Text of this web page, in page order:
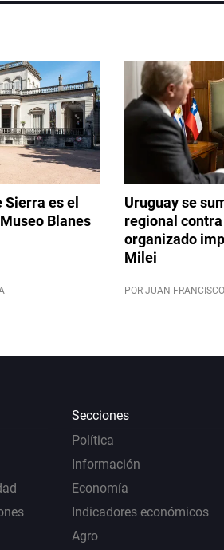
es el
Blanes
Uruguay se
regional
organizado
Milei
POR JUAN
Secciones
Política
Información
Economía
Indicadores económicos
Agro